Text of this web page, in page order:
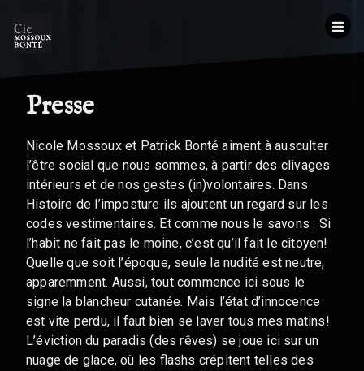
Presse
Nicole Mossoux et Patrick Bonté aiment à ausculter
l’être social que nous sommes, à partir des clivages
intérieurs et de nos gestes (in)volontaires. Dans
Histoire de l’imposture ils ajoutent un regard sur les
codes vestimentaires. Et comme nous le savons : Si
l’habit ne fait pas le moine, c’est qu’il fait le citoyen!
Quelle que soit l’époque, seule la nudité est neutre,
apparemment. Aussi, tout commence ici sous le
signe la blancheur cutanée. Mais l’état d’innocence
est vite perdu, il faut bien se laver tous mes matins!
L’éviction du paradis (des rêves) se joue ici sur un
nuage de glace, où les flashs crépitent telles des